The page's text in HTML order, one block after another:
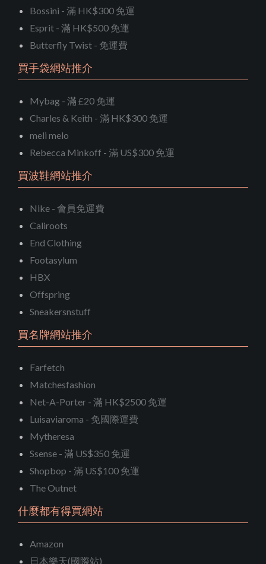
Bossini - 滿 HK$300 免運
Esprit - 滿 HK$500 免運
Butterfly Twist - 免運費
買手袋網站推介
Mybag - 滿 £20 免運
Charles & Keith - 滿 HK$300 免運
meli melo
Rebecca Minkoff - 滿 US$300 免運
買波鞋網站推介
Nike - 會員免運費
Caliroots
End Clothing
Footasylum
HBX
Offspring
Sneakersnstuff
買名牌網站推介
Farfetch
Matchesfashion
Net-A-Porter - 滿 HK$2500 免運
Luisaviaroma - 免國際運費
Mytheresa
Ssense - 滿 US$350 免運
Shopbop - 滿 US$100 免運
The Outnet
什麼都有得買網站
Amazon
日本樂天(國際站)